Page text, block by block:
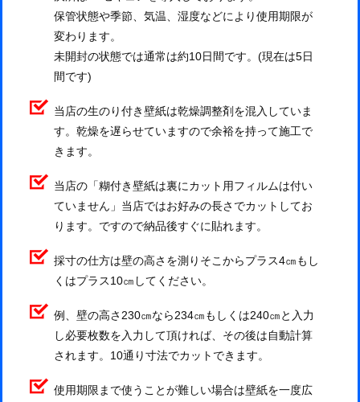
保管状態や季節、気温、湿度などにより使用期限が
変わります。
未開封の状態では通常は約10日間です。(現在は5日
間です)
当店の生のり付き壁紙は乾燥調整剤を混入していま
す。乾燥を遅らせていますので余裕を持って施工で
きます。
当店の「糊付き壁紙は裏にカット用フィルムは付い
ていません」当店ではお好みの長さでカットしてお
ります。ですので納品後すぐに貼れます。
採寸の仕方は壁の高さを測りそこからプラス4㎝もし
くはプラス10㎝してください。
例、壁の高さ230㎝なら234㎝もしくは240㎝と入力
し必要枚数を入力して頂ければ、その後は自動計算
されます。10通り寸法でカットできます。
使用期限まで使うことが難しい場合は壁紙を一度広